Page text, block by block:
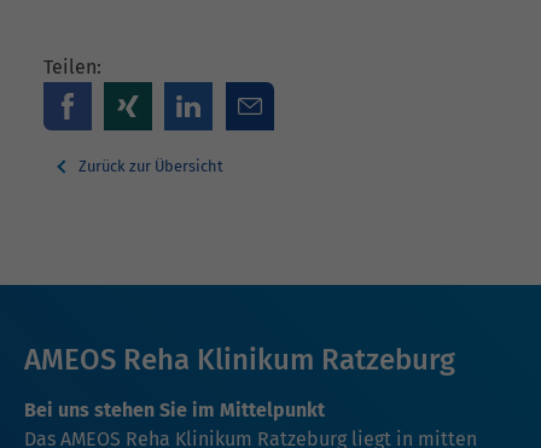
Teilen:
Zurück zur Übersicht
AMEOS Reha Klinikum Ratzeburg
Bei uns stehen Sie im Mittelpunkt
Das AMEOS Reha Klinikum Ratzeburg liegt in mitten